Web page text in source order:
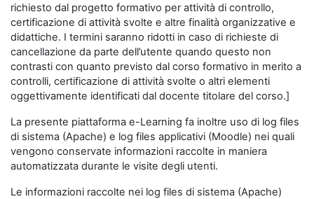
richiesto dal progetto formativo per attività di controllo,
certificazione di attività svolte e altre finalità organizzative e
didattiche. I termini saranno ridotti in caso di richieste di
cancellazione da parte dell’utente quando questo non
contrasti con quanto previsto dal corso formativo in merito a
controlli, certificazione di attività svolte o altri elementi
oggettivamente identificati dal docente titolare del corso.]
La presente piattaforma e-Learning fa inoltre uso di log files
di sistema (Apache) e log files applicativi (Moodle) nei quali
vengono conservate informazioni raccolte in maniera
automatizzata durante le visite degli utenti.
Le informazioni raccolte nei log files di sistema (Apache)